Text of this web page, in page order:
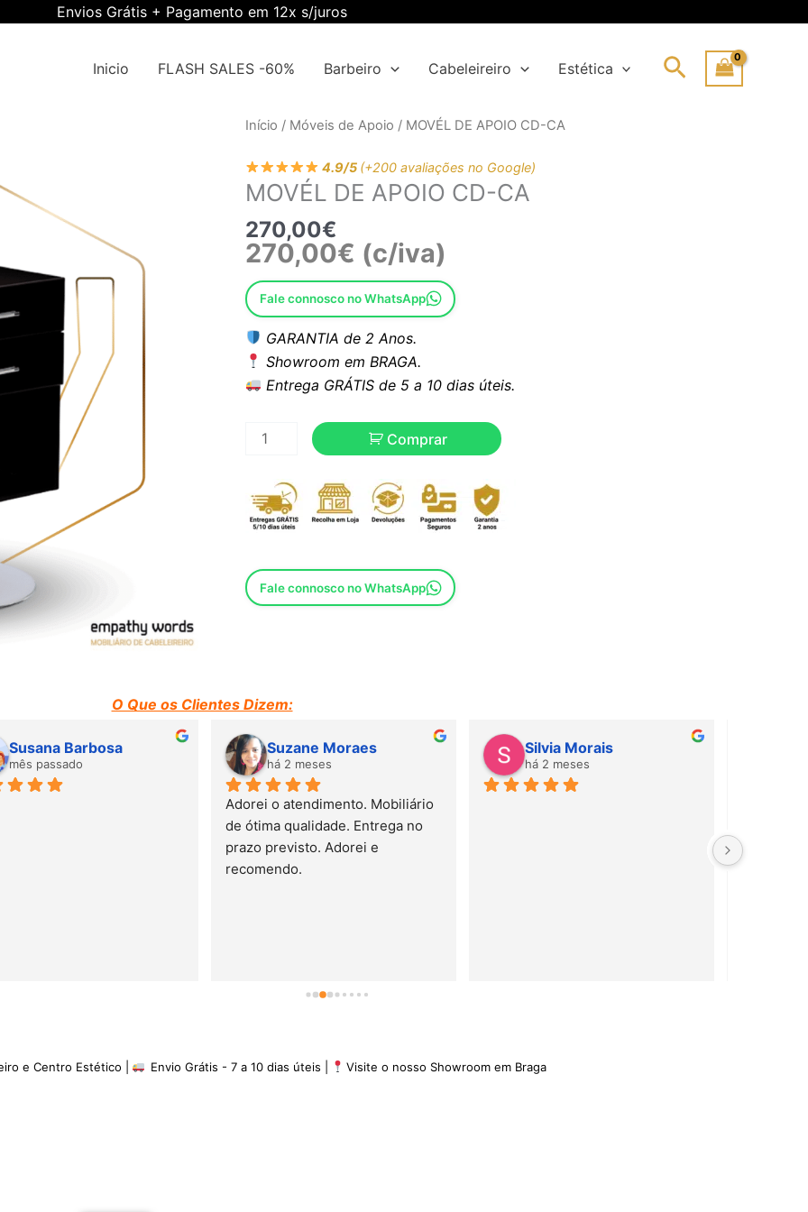
Envios Grátis + Pagamento em 12x s/juros
Inicio FLASH SALES -60% Barbeiro Cabeleireiro Estética Search
Início / Móveis de Apoio / MOVÉL DE APOIO CD-CA
4.9/5 (+200 avaliações no Google)
MOVÉL DE APOIO CD-CA
270,00€
270,00€ (c/iva)
Fale connosco no WhatsApp
GARANTIA de 2 Anos.
Showroom em BRAGA.
Entrega GRÁTIS de 5 a 10 dias úteis.
Quantidade
MOVÉL
DE
APOIO
CD-
CA
Comprar
Fale connosco no WhatsApp
O Que os Clientes Dizem:
Susana Barbosa
mês passado
Suzane Moraes
há 2 meses
Adorei o atendimento. Mobiliário
de ótima qualidade. Entrega no
prazo previsto. Adorei e
recomendo.
Silvia Morais
há 2 meses
rápido!
e Centro Estético | Envio Grátis - 7 a 10 dias úteis | Visite o nosso Showroom em Braga